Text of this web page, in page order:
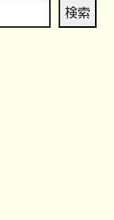
検索